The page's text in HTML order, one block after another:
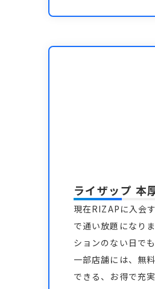
ライザップ 本
現在RIZAPに入会
で通い放題になり
ションのない日で
一部店舗には、無
できる、お得で充